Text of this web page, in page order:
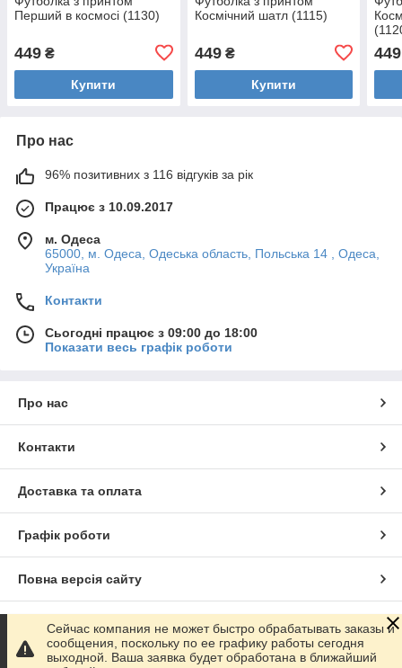
Перший в космосі (1130)
449 ₴
Купити
Космічний шатл (1115)
449₴
Купити
449
Про нас
96% позитивних з 116 відгуків за рік
Працює з 10.09.2017
м. Одеса
65000, м. Одеса, Одеська область, Польська 14 , Одеса,
Україна
Контакти
Сьогодні працює з 09:00 до 18:00
Показати весь графік роботи
Про нас
Контакти
Доставка та оплата
Графік роботи
Повна версія сайту
Сайт створено на маркетплейсі Prom.ua
Сейчас компания не может быстро обрабатывать заказы и
сообщения, поскольку по ее графику работы сегодня
выходной. Ваша заявка будет обработана в ближайший